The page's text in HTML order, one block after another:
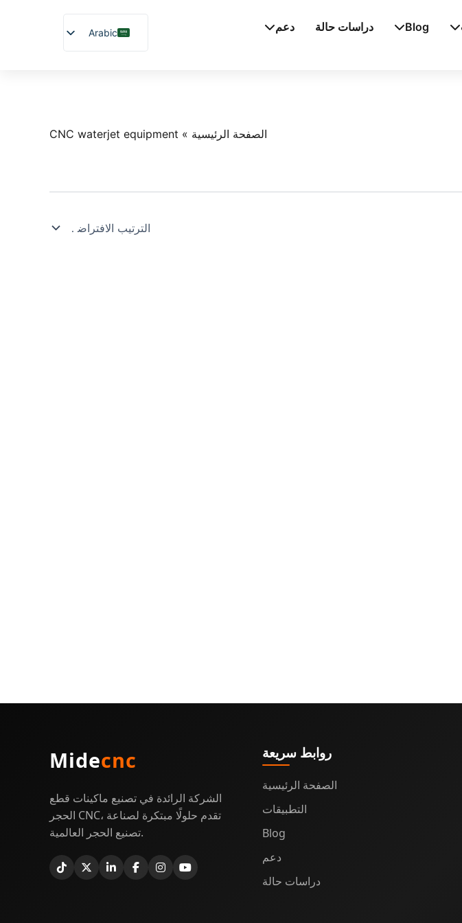
Blog دراسات حالة دعم
Arabic
English
Japanese
Uzbek
الصفحة الرئيسية »
CNC waterjet equipment
Midecnc
الشركة الرائدة في تصنيع ماكينات قطع
الحجر CNC، تقدم حلولًا مبتكرة لصناعة
تصنيع الحجر العالمية.
روابط سريعة
الصفحة الرئيسية
التطبيقات
Blog
دعم
دراسات حالة